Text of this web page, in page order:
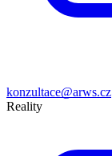
konzultace@arws.cz
Reality